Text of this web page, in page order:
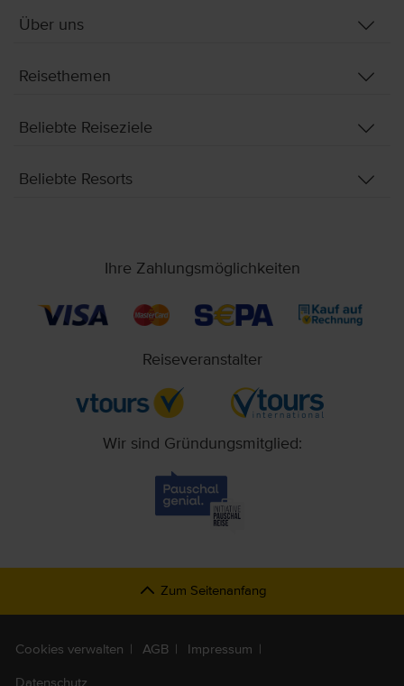
Über uns
Reisethemen
Beliebte Reiseziele
Beliebte Resorts
Ihre Zahlungsmöglichkeiten
Reiseveranstalter
Wir sind Gründungsmitglied:
Zum Seitenanfang
Cookies verwalten AGB Impressum
Datenschutz